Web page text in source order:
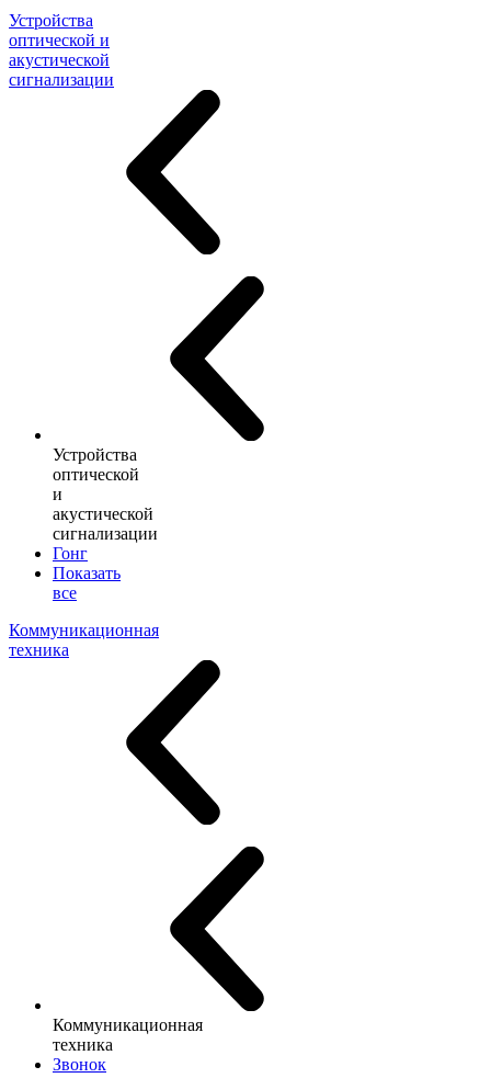
Устройства
оптической и
акустической
сигнализации
Устройства
оптической
и
акустической
сигнализации
Гонг
Показать
все
Коммуникационная
техника
Коммуникационная
техника
Звонок